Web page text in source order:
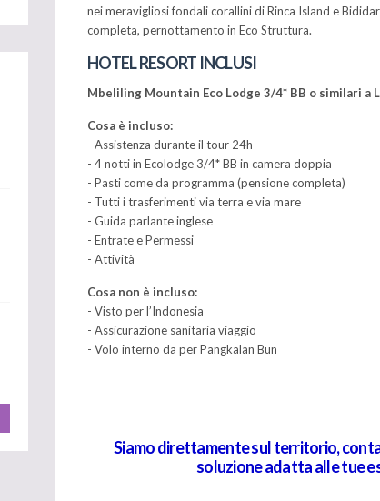
nei meravigliosi fondali corallini di Rinca Island e
completa, pernottamento in Eco Struttura.
HOTEL RESORT INCLUSI
Mbeliling Mountain Eco Lodge 3/4* BB o similari a
Cosa è incluso:
- Assistenza durante il tour 24h
- 4 notti in Ecolodge 3/4* BB in camera doppia
- Pasti come da programma (pensione completa)
- Tutti i trasferimenti via terra e via mare
- Guida parlante inglese
- Entrate e Permessi
- Attività
Cosa non è incluso:
- Visto per l’Indonesia
- Assicurazione sanitaria viaggio
- Volo interno da per Pangkalan Bun
Siamo direttamente sul territorio,
soluzione adatta alle tue